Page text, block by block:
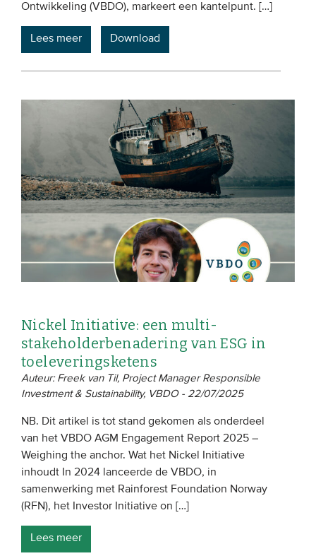
Ontwikkeling (VBDO), markeert een kantelpunt. […]
Lees meer Download
Nickel Initiative: een multi-
stakeholderbenadering van ESG in
toeleveringsketens
Auteur: Freek van Til, Project Manager Responsible
Investment & Sustainability, VBDO - 22/07/2025
NB. Dit artikel is tot stand gekomen als onderdeel
van het VBDO AGM Engagement Report 2025 –
Weighing the anchor. Wat het Nickel Initiative
inhoudt In 2024 lanceerde de VBDO, in
samenwerking met Rainforest Foundation Norway
(RFN), het Investor Initiative on […]
Lees meer